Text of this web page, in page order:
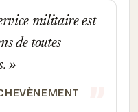
militaire est
de toutes